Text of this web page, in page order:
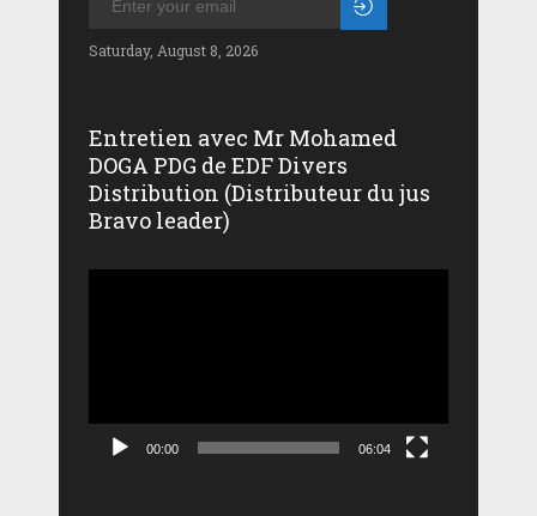
Saturday, August 8, 2026
Entretien avec Mr Mohamed
DOGA PDG de EDF Divers
Distribution (Distributeur du jus
Bravo leader)
00:00 06:04